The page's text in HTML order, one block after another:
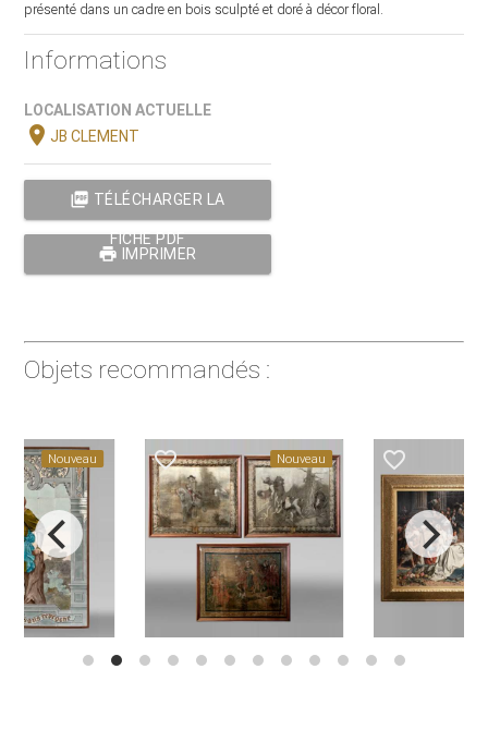
présenté dans un cadre en bois sculpté et doré à décor floral.
Informations
LOCALISATION ACTUELLE
location_onJB CLEMENT
picture_as_pdf TÉLÉCHARGER LA
FICHE PDF
print IMPRIMER
Objets recommandés :
Nouveau Nouveau favorite_border